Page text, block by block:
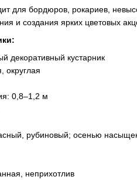
для бордюров, рокариев,
и создания ярких цветовых
декоративный кустарник
округлая
0,8–1,2 м
рубиновый; осенью
неприхотлив